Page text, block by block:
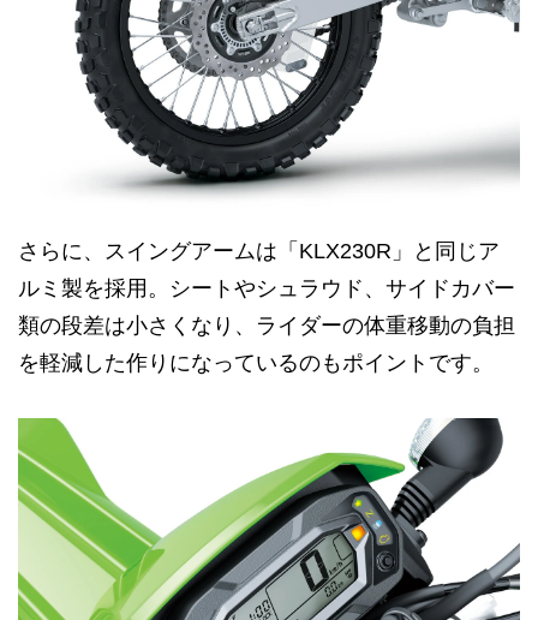
さらに、スイングアームは「KLX230R」と同じア
ルミ製を採用。シートやシュラウド、サイドカバー
類の段差は小さくなり、ライダーの体重移動の負担
を軽減した作りになっているのもポイントです。